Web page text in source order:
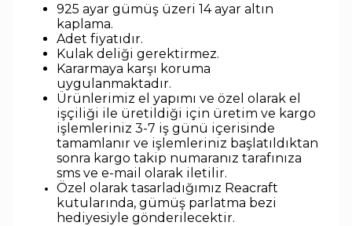
925 ayar gümüş üzeri 14 ayar altın
kaplama.
Adet fiyatıdır.
Kulak deliği gerektirmez.
Kararmaya karşı koruma
uygulanmaktadır.
Ürünlerimiz el yapımı ve özel olarak el
işçiliği ile üretildiği için üretim ve kargo
işlemleriniz 3-7 iş günü içerisinde
tamamlanır ve işlemleriniz başlatıldıktan
sonra kargo takip numaranız tarafınıza
sms ve e-mail olarak iletilir.
Özel olarak tasarladığımız Reacraft
kutularında, gümüş parlatma bezi
hediyesiyle gönderilecektir.